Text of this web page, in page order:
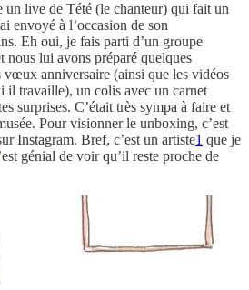
un live de Tété (le chanteur) qui fait un
envoyé à l’occasion de son
Eh oui, je fais parti d’un groupe
nous lui avons préparé quelques
vœux anniversaire (ainsi que les vidéos
il travaille), un colis avec un carnet
surprises. C’était très sympa à faire et
Pour visionner le unboxing, c’est
Instagram. Bref, c’est un artiste1 que je
génial de voir qu’il reste proche de